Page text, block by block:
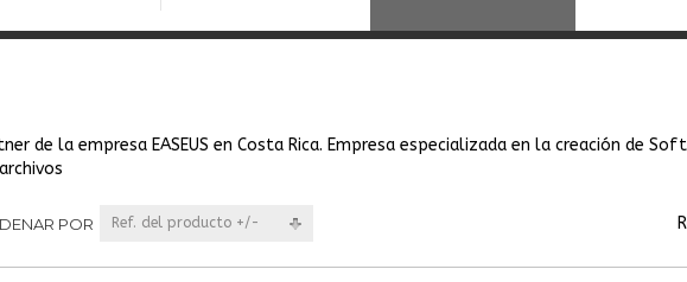
de la empresa EASEUS en Costa Rica. Empresa especializada en la creación de
POR Ref. del producto +/-